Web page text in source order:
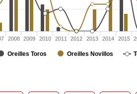
Oreilles Toros Oreilles Novillos
2008 2009 2010 2011 2012 2013 2014 2015